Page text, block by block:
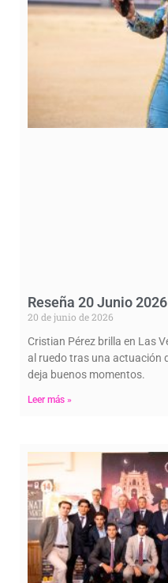
Reseña 20 Junio 2026
20 de junio de 2026
Cristian Pérez brilla en Las
al ruedo tras una actuación
deja buenos momentos.
Leer más »